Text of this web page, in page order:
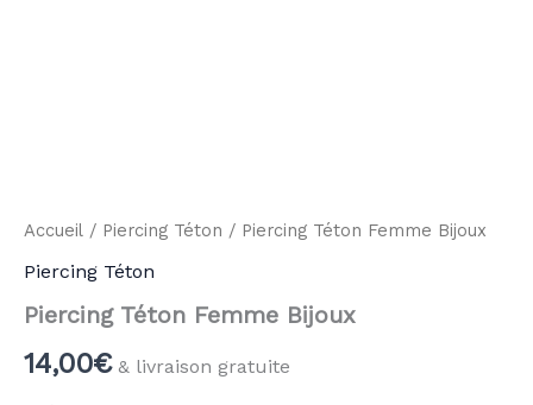
Accueil / Piercing Téton / Piercing Téton Femme Bijoux
Piercing Téton
Piercing Téton Femme Bijoux
14,00€ & livraison gratuite